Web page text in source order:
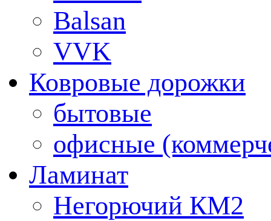
Balsan
VVK
Ковровые дорожки
бытовые
офисные
Ламинат
Негорючий КМ2